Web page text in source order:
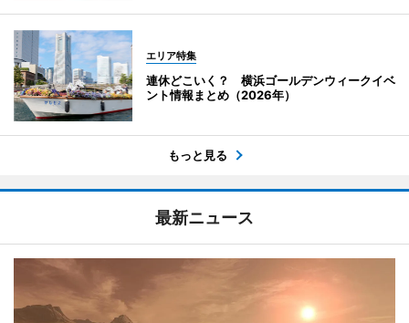
エリア特集
連休どこいく？ 横浜ゴールデンウィークイベ
ント情報まとめ（2026年）
もっと見る
最新ニュース